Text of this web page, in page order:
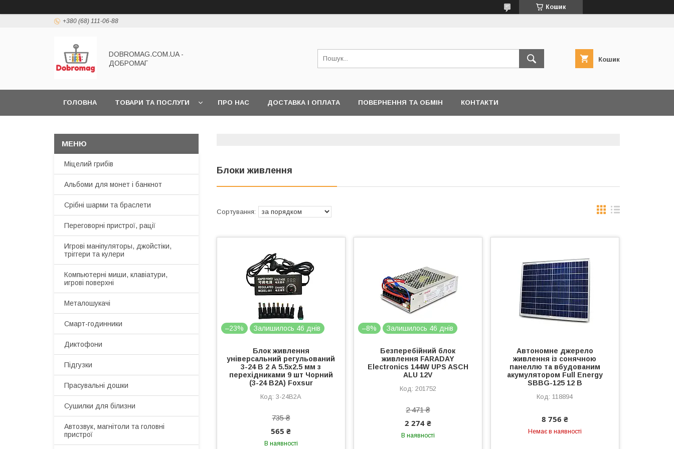
Кошик
+380 (68) 111-06-88
DOBROMAG.COM.UA -
ДОБРОМАГ
Кошик
ГОЛОВНА ТОВАРИ ТА ПОСЛУГИ ПРО НАС ДОСТАВКА І ОПЛАТА ПОВЕРНЕННЯ ТА ОБМІН КОНТАКТИ
Блоки живлення
–23% Залишилось 46 днів
Блок живлення
універсальний регульований
3-24 В 2 А 5.5x2.5 мм з
перехідниками 9 шт Чорний
(3-24 В2А) Foxsur
3-24В2А
735 ₴
565 ₴
В наявності
–8% Залишилось 46 днів
Безперебійний блок
живлення FARADAY
Electronics 144W UPS ASCH
ALU 12V
201752
2 471 ₴
2 274 ₴
В наявності
Автономне джерело
живлення із сонячною
панеллю та вбудованим
акумулятором Full Energy
SBBG-125 12 В
118894
8 756 ₴
Немає в наявності
Міцелий грибів
Альбоми для монет і банкнот
Срібні шарми та браслети
Переговорні пристрої, рації
Игрові маніпуляторы, джойстіки,
тріггери та кулери
Компьютерні миши, клавіатури,
игрові поверхні
Металошукачі
Смарт-годинники
Диктофони
Підгузки
Прасувальні дошки
Сушилки для білизни
Автозвук, магнітоли та головні
пристрої